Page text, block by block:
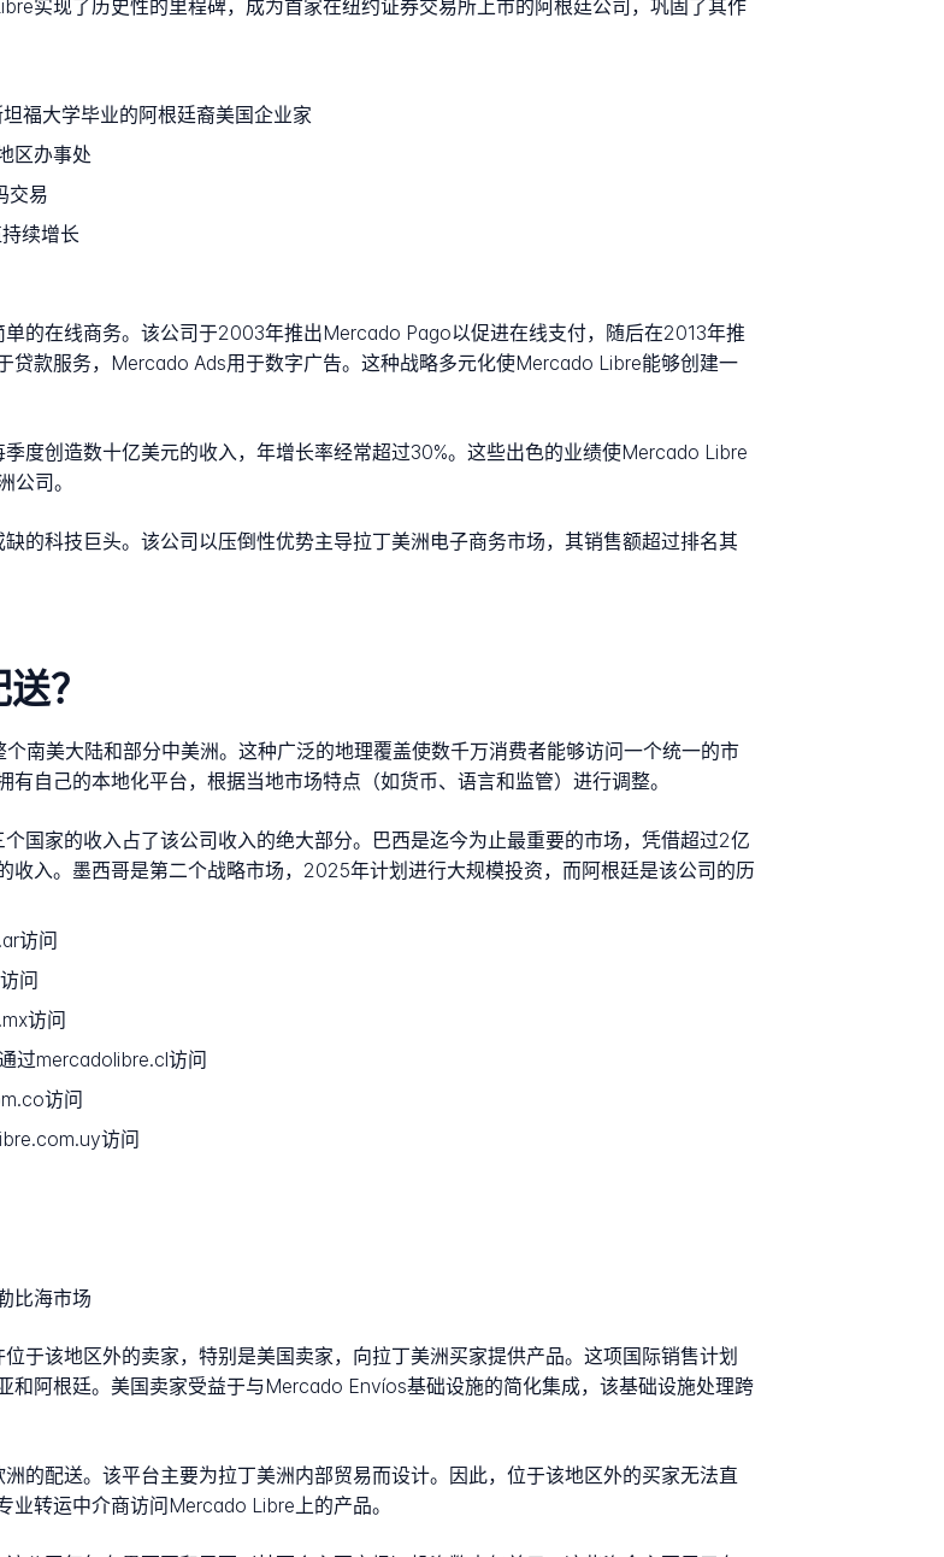
实现了历史性的里程碑，成为首家在纽约证券交易所上市的阿根廷公司，巩固了其作
福大学毕业的阿根廷裔美国企业家
区办事处
交易
续增长
的在线商务。该公司于2003年推出Mercado Pago以促进在线支付，随后在2013年推
款服务，Mercado Ads用于数字广告。这种战略多元化使Mercado Libre能够创建一
度创造数十亿美元的收入，年增长率经常超过30%。这些出色的业绩使Mercado Libre
公司。
的科技巨头。该公司以压倒性优势主导拉丁美洲电子商务市场，其销售额超过排名其
？
南美大陆和部分中美洲。这种广泛的地理覆盖使数千万消费者能够访问一个统一的市
自己的本地化平台，根据当地市场特点（如货币、语言和监管）进行调整。
国家的收入占了该公司收入的绝大部分。巴西是迄今为止最重要的市场，凭借超过2亿
收入。墨西哥是第二个战略市场，2025年计划进行大规模投资，而阿根廷是该公司的历
访问
问
访问
过mercadolibre.cl访问
访问
访问
比海市场
于该地区外的卖家，特别是美国卖家，向拉丁美洲买家提供产品。这项国际销售计划
和阿根廷。美国卖家受益于与Mercado Envíos基础设施的简化集成，该基础设施处理跨
的配送。该平台主要为拉丁美洲内部贸易而设计。因此，位于该地区外的买家无法直
转运中介商访问Mercado Libre上的产品。